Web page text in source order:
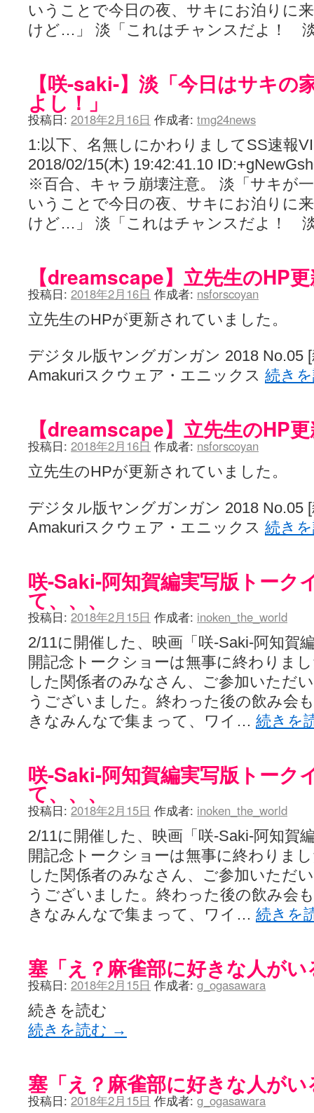
いうことで今日の夜、サキにお泊りに
けど…」 淡「これはチャンスだよ！
【咲-saki-】淡「今日はサキ
よし！」
投稿日: 2018年2月16日 作成者: tmg24news
1:以下、名無しにかわりましてSS速報
2018/02/15(木) 19:42:41.10
※百合、キャラ崩壊注意。 淡「サキが
いうことで今日の夜、サキにお泊りに
けど…」 淡「これはチャンスだよ！
【dreamscape】立先生のHP
投稿日: 2018年2月16日 作成者: nsforscoyan
立先生のHPが更新されていました。
デジタル版ヤングガンガン 2018 No.05
Amakuriスクウェア・エニックス 続き
【dreamscape】立先生のHP
投稿日: 2018年2月16日 作成者: nsforscoyan
立先生のHPが更新されていました。
デジタル版ヤングガンガン 2018 No.05
Amakuriスクウェア・エニックス 続き
咲-Saki-阿知賀編実写版トーク
て、、、
投稿日: 2018年2月15日 作成者: inoken_the_world
2/11に開催した、映画「咲-Saki-阿知賀
開記念トークショーは無事に終わりま
した関係者のみなさん、ご参加いただ
うございました。終わった後の飲み会
きなみんなで集まって、ワイ… 続きを
咲-Saki-阿知賀編実写版トーク
て、、、
投稿日: 2018年2月15日 作成者: inoken_the_world
2/11に開催した、映画「咲-Saki-阿知賀
開記念トークショーは無事に終わりま
した関係者のみなさん、ご参加いただ
うございました。終わった後の飲み会
きなみんなで集まって、ワイ… 続きを
塞「え？麻雀部に好きな人がい
投稿日: 2018年2月15日 作成者: g_ogasawara
続きを読む
続きを読む →
塞「え？麻雀部に好きな人がい
投稿日: 2018年2月15日 作成者: g_ogasawara